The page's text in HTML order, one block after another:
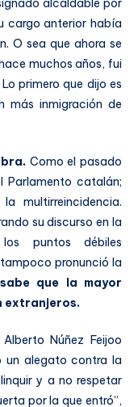
alcaldable por
cargo anterior había
O sea que ahora se
muchos años, fui
primero que dijo es
más inmigración de
Como el pasado
Parlamento catalán;
multirreincidencia.
su discurso en la
puntos débiles
pronunció la
que la mayor
extranjeros.
Núñez Feijoo
un alegato contra la
y a no respetar
por la que entró”,